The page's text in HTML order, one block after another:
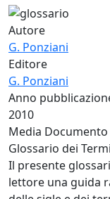
Autore
G. Ponziani
Editore
G. Ponziani
Anno
2010
Media Documento
Glossario dei
Il presente
lettore una guida